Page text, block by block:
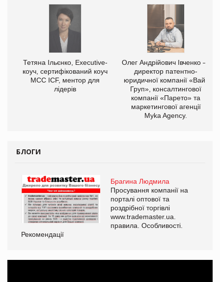
Тетяна Ільєнко, Executive-
коуч, сертифікований коуч
МСС ICF, ментор для
лідерів
Олег Андрійович Івченко —
директор патентно-
юридичної компанії «Вайз
Груп», консалтингової
компанії «Парето» та
маркетингової агенції
Myka Agency.
БЛОГИ
Брагина Людмила
Просування компанії на
порталі оптової та
роздрібної торгівлі
www.trademaster.ua.
правила. Особливості.
Рекомендації